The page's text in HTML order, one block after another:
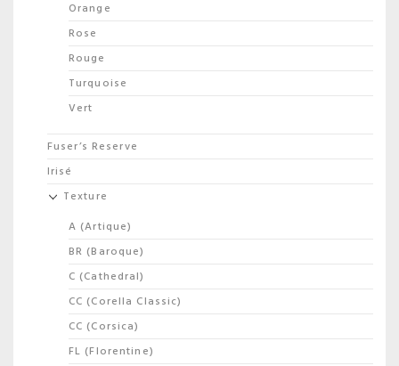
Orange
Rose
Rouge
Turquoise
Vert
Fuser’s Reserve
Irisé
Texture
A (Artique)
BR (Baroque)
C (Cathedral)
CC (Corella Classic)
CC (Corsica)
FL (Florentine)